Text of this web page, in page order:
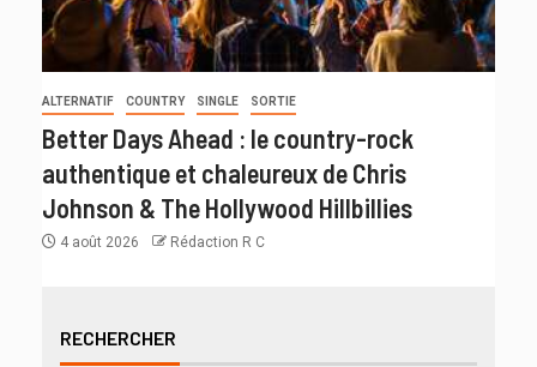
ALTERNATIF COUNTRY SINGLE SORTIE
Better Days Ahead : le country-rock
authentique et chaleureux de Chris
Johnson & The Hollywood Hillbillies
4 août 2026 Rédaction R C
RECHERCHER